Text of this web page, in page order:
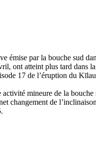
par la bouche sud
ont atteint plus tard dans
17 de l’éruption du
mineure de la
changement de